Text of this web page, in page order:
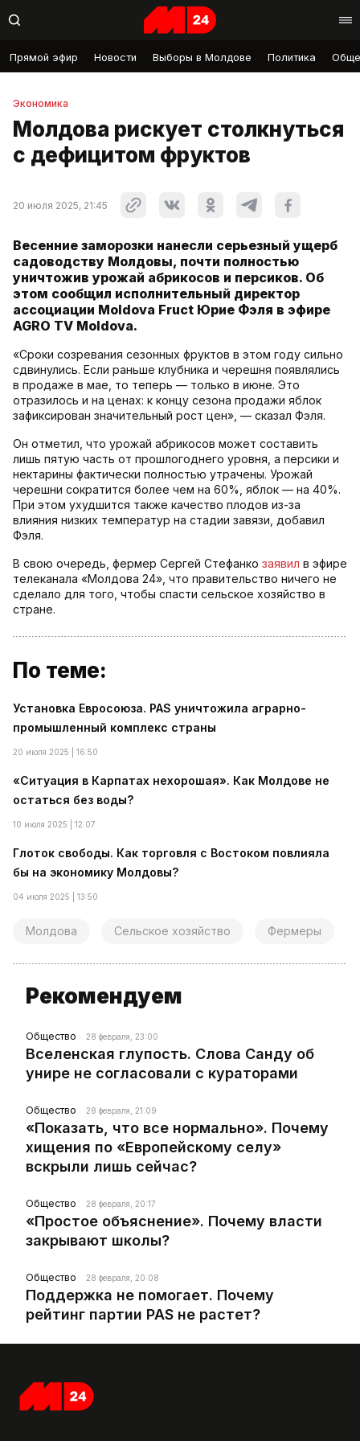
Прямой эфир Новости Выборы в Молдове Политика
Экономика
Молдова рискует столкнуться
с дефицитом фруктов
20 июля 2025, 21:45
Весенние заморозки нанесли серьезный ущерб
садоводству Молдовы, почти полностью
уничтожив урожай абрикосов и персиков. Об
этом сообщил исполнительный директор
ассоциации Moldova Fruct Юрие Фэля в эфире
AGRO TV Moldova.
«Сроки созревания сезонных фруктов в этом году сильно
сдвинулись. Если раньше клубника и черешня появлялись
в продаже в мае, то теперь — только в июне. Это
отразилось и на ценах: к концу сезона продажи яблок
зафиксирован значительный рост цен», — сказал Фэля.
Он отметил, что урожай абрикосов может составить
лишь пятую часть от прошлогоднего уровня, а персики и
нектарины фактически полностью утрачены. Урожай
черешни сократится более чем на 60%, яблок — на 40%.
При этом ухудшится также качество плодов из-за
влияния низких температур на стадии завязи, добавил
Фэля.
В свою очередь, фермер Сергей Стефанко заявил в эфире
телеканала «Молдова 24», что правительство ничего не
сделало для того, чтобы спасти сельское хозяйство в
стране.
По теме:
Установка Евросоюза. PAS уничтожила аграрно-
промышленный комплекс страны
20 июля 2025 | 16:50
«Ситуация в Карпатах нехорошая». Как Молдове не
остаться без воды?
10 июля 2025 | 12:07
Глоток свободы. Как торговля с Востоком повлияла
бы на экономику Молдовы?
04 июля 2025 | 13:50
Молдова Сельское хозяйство Фермеры
Рекомендуем
Общество 28 февраля, 23:00
Вселенская глупость. Слова Санду об
унире не согласовали с кураторами
Общество 28 февраля, 21:09
«Показать, что все нормально». Почему
хищения по «Европейскому селу»
вскрыли лишь сейчас?
Общество 28 февраля, 20:17
«Простое объяснение». Почему власти
закрывают школы?
Общество 28 февраля, 20:08
Поддержка не помогает. Почему
рейтинг партии PAS не растет?